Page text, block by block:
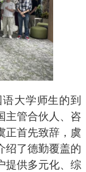
大学师生的到
主管合伙人、咨
正首先致辞，虞
绍了德勤覆盖的
提供多元化、综